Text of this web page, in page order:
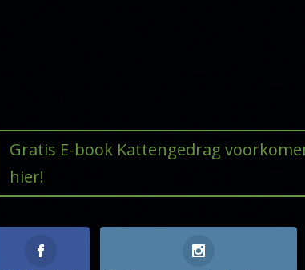
Gratis E-book Kattengedrag
hier!